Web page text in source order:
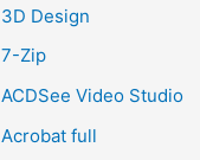
o
r
3D Design
7-Zip
ACDSee Video Studio
Acrobat full